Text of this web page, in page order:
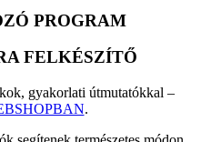
PROGRAM
FELKÉSZÍTŐ
gyakorlati útmutatókkal –
.